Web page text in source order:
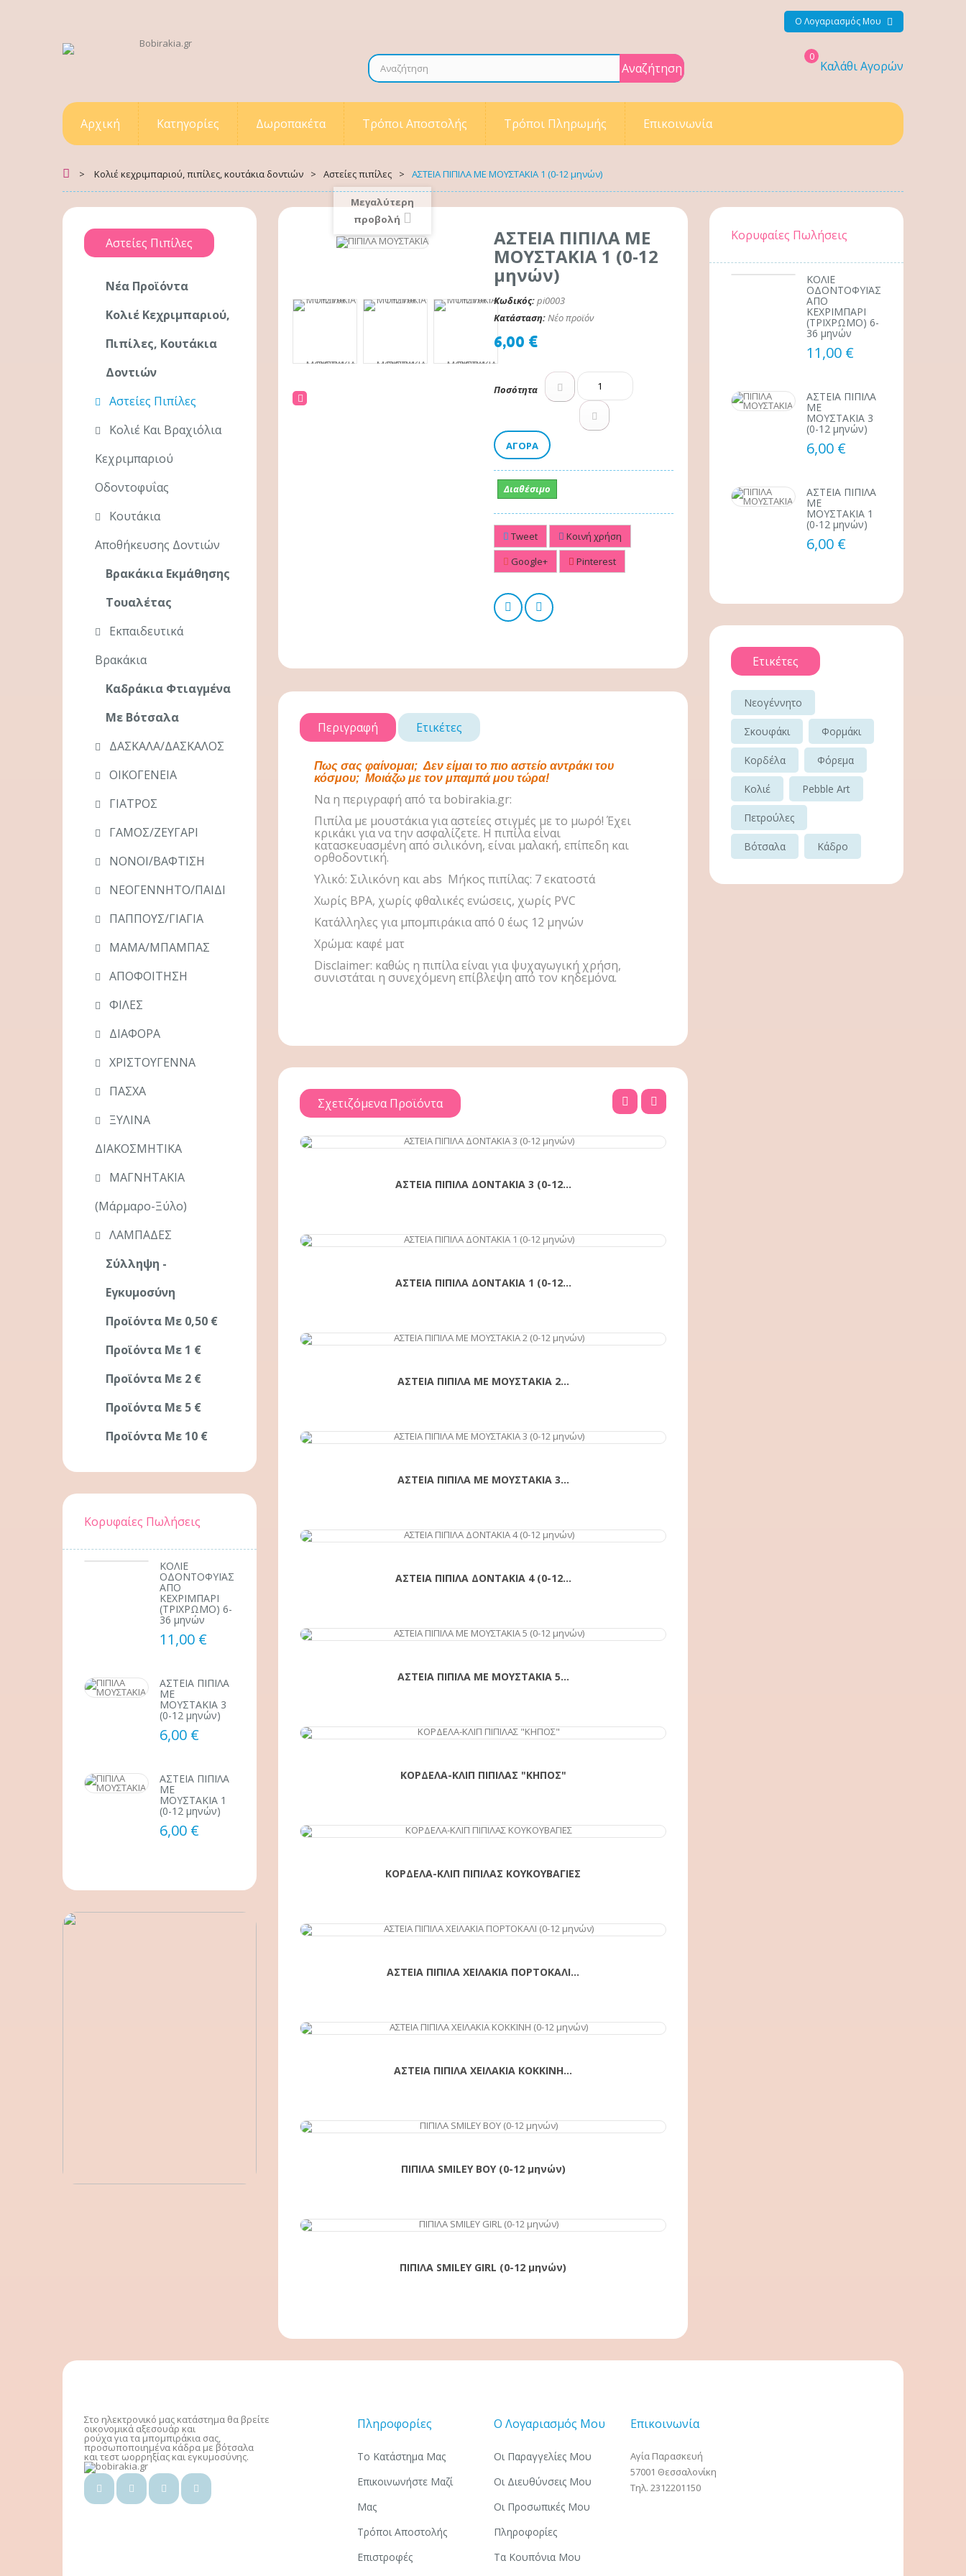
Ο Λογαριασμός Μου
Αναζήτηση Καλάθι Αγορών
0
Αρχική Κατηγορίες Δωροπακέτα Τρόποι Αποστολής Τρόποι Πληρωμής Επικοινωνία
> Κολιέ κεχριμπαριού, πιπίλες, κουτάκια δοντιών > Αστείες πιπίλες > ΑΣΤΕΙΑ ΠΙΠΙΛΑ ΜΕ ΜΟΥΣΤΑΚΙΑ 1 (0-12 μηνών)
Αστείες Πιπίλες
Νέα Προϊόντα
Κολιέ Κεχριμπαριού,
Πιπίλες, Κουτάκια
Δοντιών
Αστείες Πιπίλες
Κολιέ Και Βραχιόλια
Κεχριμπαριού
Οδοντοφυΐας
Κουτάκια
Αποθήκευσης Δοντιών
Βρακάκια Εκμάθησης
Τουαλέτας
Εκπαιδευτικά
Βρακάκια
Καδράκια Φτιαγμένα
Με Βότσαλα
ΔΑΣΚΑΛΑ/ΔΑΣΚΑΛΟΣ
ΟΙΚΟΓΕΝΕΙΑ
ΓΙΑΤΡΟΣ
ΓΑΜΟΣ/ΖΕΥΓΑΡΙ
ΝΟΝΟΙ/ΒΑΦΤΙΣΗ
ΝΕΟΓΕΝΝΗΤΟ/ΠΑΙΔΙ
ΠΑΠΠΟΥΣ/ΓΙΑΓΙΑ
ΜΑΜΑ/ΜΠΑΜΠΑΣ
ΑΠΟΦΟΙΤΗΣΗ
ΦΙΛΕΣ
ΔΙΑΦΟΡΑ
ΧΡΙΣΤΟΥΓΕΝΝΑ
ΠΑΣΧΑ
ΞΥΛΙΝΑ
ΔΙΑΚΟΣΜΗΤΙΚΑ
ΜΑΓΝΗΤΑΚΙΑ
(μάρμαρο-Ξύλο)
ΛΑΜΠΑΔΕΣ
Σύλληψη -
Εγκυμοσύνη
Προϊόντα Με 0,50 €
Προϊόντα Με 1 €
Προϊόντα Με 2 €
Προϊόντα Με 5 €
Προϊόντα Με 10 €
Κορυφαίες Πωλήσεις
ΚΟΛΙΕ
ΟΔΟΝΤΟΦΥΪΑΣ
ΑΠΟ
ΚΕΧΡΙΜΠΑΡΙ
(ΤΡΙΧΡΩΜΟ) 6-
36 μηνών
11,00 €
ΑΣΤΕΙΑ ΠΙΠΙΛΑ
ΜΕ
ΜΟΥΣΤΑΚΙΑ 3
(0-12 μηνών)
6,00 €
ΑΣΤΕΙΑ ΠΙΠΙΛΑ
ΜΕ
ΜΟΥΣΤΑΚΙΑ 1
(0-12 μηνών)
6,00 €
Μεγαλύτερη
προβολή
ΑΣΤΕΙΑ ΠΙΠΙΛΑ ΜΕ
ΜΟΥΣΤΑΚΙΑ 1 (0-12
μηνών)
Κωδικός:pi0003
Κατάσταση:Νέο προϊόν
6,00 €
Ποσότητα
ΑΓΟΡΆ
Διαθέσιμο
Tweet
Κοινή χρήση
Google+
Pinterest
Περιγραφή Ετικέτες
Πως σας φαίνομαι; Δεν είμαι το πιο αστείο αντράκι του
κόσμου; Μοιάζω με τον μπαμπά μου τώρα!
Να η περιγραφή από τα bobirakia.gr:
Πιπίλα με μουστάκια για αστείες στιγμές με το μωρό! Έχει
κρικάκι για να την ασφαλίζετε. Η πιπίλα είναι
κατασκευασμένη από σιλικόνη, είναι μαλακή, επίπεδη και
ορθοδοντική.
Υλικό: Σιλικόνη και abs Μήκος πιπίλας: 7 εκατοστά
Χωρίς BPA, χωρίς φθαλικές ενώσεις, χωρίς PVC
Κατάλληλες για μπομπιράκια από 0 έως 12 μηνών
Χρώμα: καφέ ματ
Disclaimer: καθώς η πιπίλα είναι για ψυχαγωγική χρήση,
συνιστάται η συνεχόμενη επίβλεψη από τον κηδεμόνα.
Σχετιζόμενα Προϊόντα
ΑΣΤΕΙΑ ΠΙΠΙΛΑ ΔΟΝΤΑΚΙΑ 3 (0-12...
ΑΓΟΡΆ
ΑΣΤΕΙΑ ΠΙΠΙΛΑ ΔΟΝΤΑΚΙΑ 1 (0-12...
ΑΓΟΡΆ
ΑΣΤΕΙΑ ΠΙΠΙΛΑ ΜΕ ΜΟΥΣΤΑΚΙΑ 2...
ΑΓΟΡΆ
ΑΣΤΕΙΑ ΠΙΠΙΛΑ ΜΕ ΜΟΥΣΤΑΚΙΑ 3...
ΑΓΟΡΆ
ΑΣΤΕΙΑ ΠΙΠΙΛΑ ΔΟΝΤΑΚΙΑ 4 (0-12...
ΑΓΟΡΆ
ΑΣΤΕΙΑ ΠΙΠΙΛΑ ΜΕ ΜΟΥΣΤΑΚΙΑ 5...
ΑΓΟΡΆ
ΚΟΡΔΕΛΑ-ΚΛΙΠ ΠΙΠΙΛΑΣ "ΚΗΠΟΣ"
ΑΓΟΡΆ
ΚΟΡΔΕΛΑ-ΚΛΙΠ ΠΙΠΙΛΑΣ ΚΟΥΚΟΥΒΑΓΙΕΣ
ΑΓΟΡΆ
ΑΣΤΕΙΑ ΠΙΠΙΛΑ ΧΕΙΛΑΚΙΑ ΠΟΡΤΟΚΑΛΙ...
ΑΣΤΕΙΑ ΠΙΠΙΛΑ ΧΕΙΛΑΚΙΑ ΚΟΚΚΙΝΗ...
ΠΙΠΙΛΑ SMILEY BOY (0-12 μηνών)
ΑΓΟΡΆ
ΠΙΠΙΛΑ SMILEY GIRL (0-12 μηνών)
Κορυφαίες Πωλήσεις
ΚΟΛΙΕ
ΟΔΟΝΤΟΦΥΪΑΣ
ΑΠΟ
ΚΕΧΡΙΜΠΑΡΙ
(ΤΡΙΧΡΩΜΟ) 6-
36 μηνών
11,00 €
ΑΣΤΕΙΑ ΠΙΠΙΛΑ
ΜΕ
ΜΟΥΣΤΑΚΙΑ 3
(0-12 μηνών)
6,00 €
ΑΣΤΕΙΑ ΠΙΠΙΛΑ
ΜΕ
ΜΟΥΣΤΑΚΙΑ 1
(0-12 μηνών)
6,00 €
Ετικέτες
Νεογέννητο
Σκουφάκι Φορμάκι
Κορδέλα Φόρεμα
Κολιέ Pebble Art
Πετρούλες
Βότσαλα Κάδρο
Στο ηλεκτρονικό μας κατάστημα θα βρείτε
οικονομικά αξεσουάρ και
ρούχα για τα μπομπιράκια σας,
προσωποποιημένα κάδρα με βότσαλα
και τεστ ωορρηξίας και εγκυμοσύνης.
Πληροφορίες
Το Κατάστημα Μας
Επικοινωνήστε Μαζί
Μας
Τρόποι Αποστολής
Επιστροφές
Ο Λογαριασμός Μου
Οι Παραγγελίες Μου
Οι Διευθύνσεις Μου
Οι Προσωπικές Μου
Πληροφορίες
Τα Κουπόνια Μου
Επικοινωνία
Αγία Παρασκευή
57001 Θεσσαλονίκη
Τηλ. 2312201150